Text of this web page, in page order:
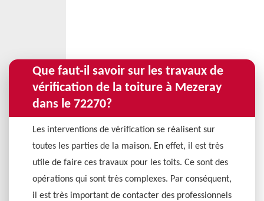
Que faut-il savoir sur les travaux de
vérification de la toiture à Mezeray
dans le 72270?
Les interventions de vérification se réalisent sur
toutes les parties de la maison. En effet, il est très
utile de faire ces travaux pour les toits. Ce sont des
opérations qui sont très complexes. Par conséquent,
il est très important de contacter des professionnels